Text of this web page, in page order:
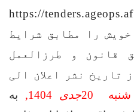
https://tenders.ageops.af
را مطابق شرایط
قانون و طرزالعمل
تاریخ نشر اعلان الی
شنبه 20جدی , به